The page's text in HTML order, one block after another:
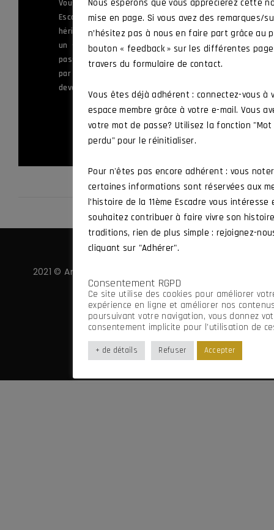
Vous servez ou avez appartenu à la 11
Escadre de Chasse, ou à l’une des unités
héritières de ses traditions, ou vous êtes
un sympathisant souhaitant mettre sa
passion au service des valeurs défendues
par l’Amicale et vous souhaitez en
devenir membre.
ADHÉRER
2021 © Amicale 11 ·
Mentions légales
Imaginé par Frenchify
Nous espérons que vous apprécierez cette
mise en page. Si vous avez des remarques/
n’hésitez pas à nous en faire part grâce au
bouton « feedback » sur les différentes
travers du formulaire de contact.
Vous êtes déjà adhérent : connectez-vous à
espace membre grâce à votre e-mail. Vous
votre mot de passe? Utilisez la fonction
perdu" pour le réinitialiser.
Pour n'êtes pas encore adhérent : vous
certaines informations sont réservées aux
l’histoire de la 11ème Escadre vous intéresse
souhaitez contribuer à faire vivre son
traditions, rien de plus simple : rejoignez-
cliquant sur "Adhérer".
Consentement RGPD
Ce site utilise des cookies pour améliorer
expérience en ligne et améliorer nos
poursuivant votre navigation, vous donnez
consentement implicite pour l’utilisation de
+ de détails Refuser Accepter